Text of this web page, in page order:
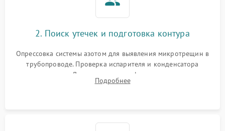
2. Поиск утечек и подготовка контура
Опрессовка системы азотом для выявления микротрещин в
трубопроводе. Проверка испарителя и конденсатора
течеискателем. Демонтаж старого фильтра-осушителя и
продувка капиллярной трубки для устранения засоров.
Подробнее